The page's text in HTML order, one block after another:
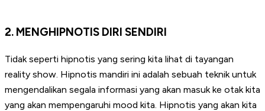
2. MENGHIPNOTIS DIRI SENDIRI
Tidak seperti hipnotis yang sering kita lihat di tayangan
reality show. Hipnotis mandiri ini adalah sebuah teknik untuk
mengendalikan segala informasi yang akan masuk ke otak kita
yang akan mempengaruhi mood kita. Hipnotis yang akan kita